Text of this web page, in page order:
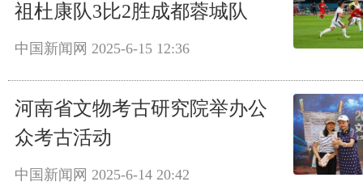
祖杜康队3比2胜成都蓉城队
中国新闻网 2025-6-15 12:36
河南省文物考古研究院举办公
众考古活动
中国新闻网 2025-6-14 20:42